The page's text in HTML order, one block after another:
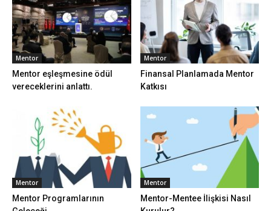
Mentor
Mentor eşleşmesine ödül
vereceklerini anlattı.
Mentor
Finansal Planlamada Mentor
Katkısı
Mentor
Mentor Programlarının
Mentor
Mentor-Mentee İlişkisi Nasıl